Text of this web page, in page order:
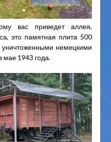
вас приведет аллея,
это памятная плита 500
немецкими
мае 1943 года.